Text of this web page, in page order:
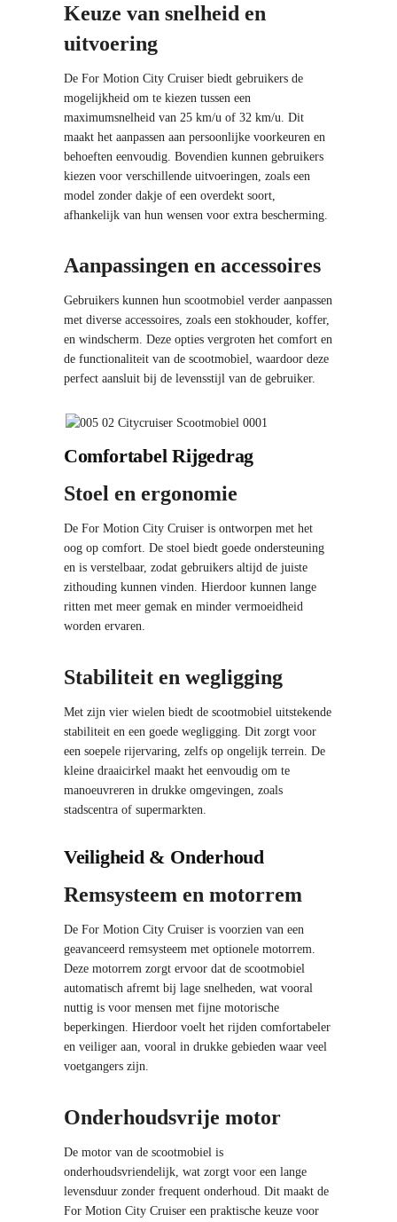
Keuze van snelheid en
uitvoering
De For Motion City Cruiser biedt gebruikers de
mogelijkheid om te kiezen tussen een
maximumsnelheid van 25 km/u of 32 km/u. Dit
maakt het aanpassen aan persoonlijke voorkeuren en
behoeften eenvoudig. Bovendien kunnen gebruikers
kiezen voor verschillende uitvoeringen, zoals een
model zonder dakje of een overdekt soort,
afhankelijk van hun wensen voor extra bescherming.
Aanpassingen en accessoires
Gebruikers kunnen hun scootmobiel verder aanpassen
met diverse accessoires, zoals een stokhouder, koffer,
en windscherm. Deze opties vergroten het comfort en
de functionaliteit van de scootmobiel, waardoor deze
perfect aansluit bij de levensstijl van de gebruiker.
Comfortabel Rijgedrag
Stoel en ergonomie
De For Motion City Cruiser is ontworpen met het
oog op comfort. De stoel biedt goede ondersteuning
en is verstelbaar, zodat gebruikers altijd de juiste
zithouding kunnen vinden. Hierdoor kunnen lange
ritten met meer gemak en minder vermoeidheid
worden ervaren.
Stabiliteit en wegligging
Met zijn vier wielen biedt de scootmobiel uitstekende
stabiliteit en een goede wegligging. Dit zorgt voor
een soepele rijervaring, zelfs op ongelijk terrein. De
kleine draaicirkel maakt het eenvoudig om te
manoeuvreren in drukke omgevingen, zoals
stadscentra of supermarkten.
Veiligheid & Onderhoud
Remsysteem en motorrem
De For Motion City Cruiser is voorzien van een
geavanceerd remsysteem met optionele motorrem.
Deze motorrem zorgt ervoor dat de scootmobiel
automatisch afremt bij lage snelheden, wat vooral
nuttig is voor mensen met fijne motorische
beperkingen. Hierdoor voelt het rijden comfortabeler
en veiliger aan, vooral in drukke gebieden waar veel
voetgangers zijn.
Onderhoudsvrije motor
De motor van de scootmobiel is
onderhoudsvriendelijk, wat zorgt voor een lange
levensduur zonder frequent onderhoud. Dit maakt de
For Motion City Cruiser een praktische keuze voor